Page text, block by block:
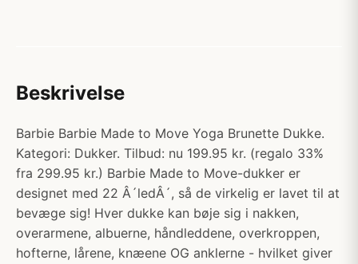
Beskrivelse
Barbie Barbie Made to Move Yoga Brunette Dukke.
Kategori: Dukker. Tilbud: nu 199.95 kr. (regalo 33%
fra 299.95 kr.) Barbie Made to Move-dukker er
designet med 22 Â´ledÂ´, så de virkelig er lavet til at
bevæge sig! Hver dukke kan bøje sig i nakken,
overarmene, albuerne, håndleddene, overkroppen,
hofterne, lårene, knæene OG anklerne - hvilket giver